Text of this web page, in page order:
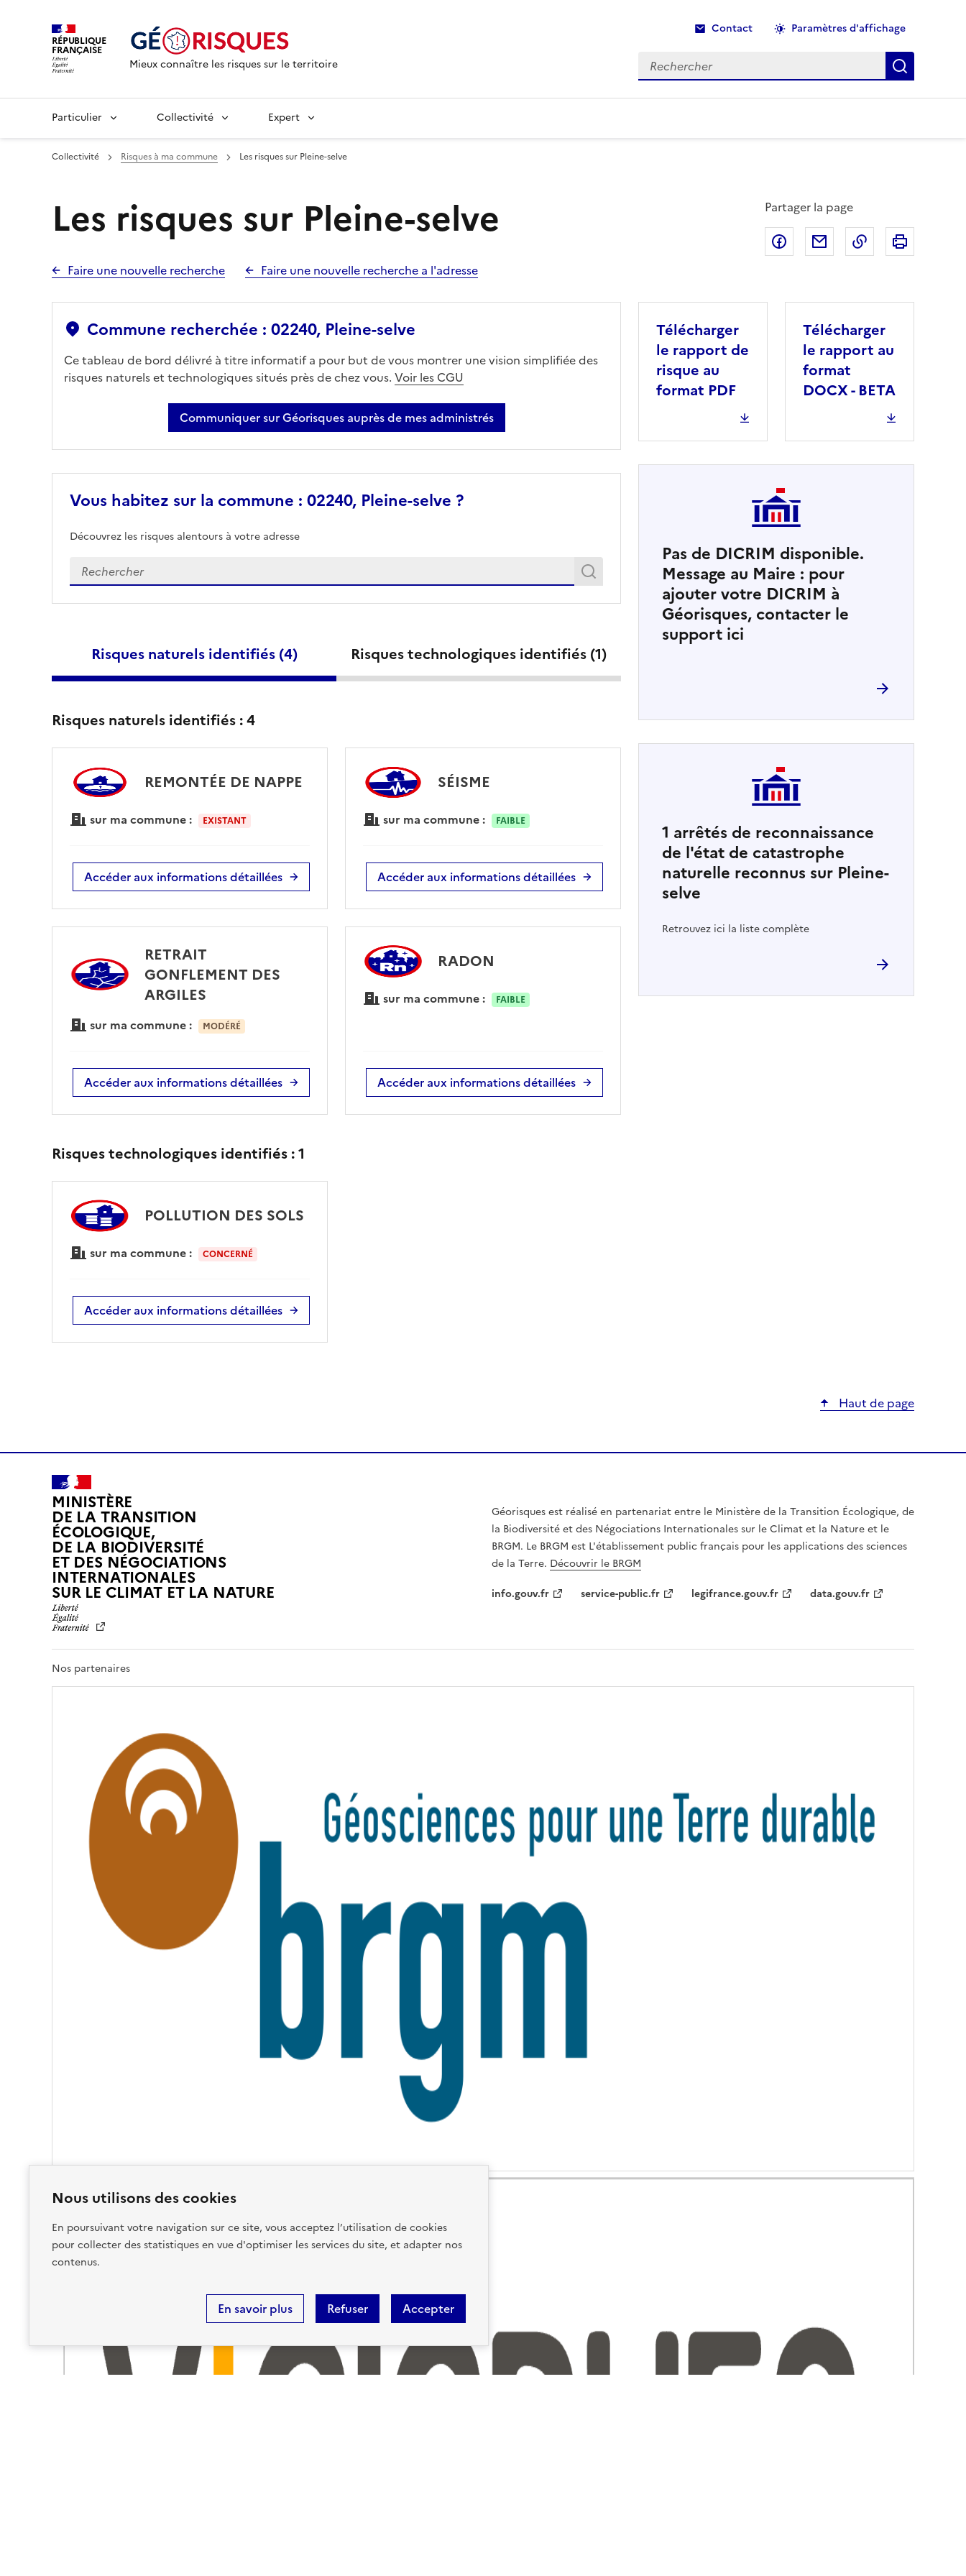
Nous utilisons des cookies
En poursuivant votre navigation sur ce site, vous acceptez l’utilisation de cookies
pour collecter des statistiques en vue d'optimiser les services du site, et adapter nos
contenus.
Accepter
Refuser
En savoir plus
RÉPUBLIQUE
FRANÇAISE
Mieux connaître les risques sur le territoire
Contact Paramètres d'affichage
Rechercher Recherche
Particulier Collectivité Expert
Collectivité Risques à ma commune Les risques sur Pleine-selve
Les risques sur Pleine-selve
Faire une nouvelle recherche Faire une nouvelle recherche a l'adresse
Partager la page
Partager sur Facebook
Partager par email
Copier dans le
Commune recherchée : 02240, Pleine-selve
Ce tableau de bord délivré à titre informatif a pour but de vous montrer une vision simplifiée des
risques naturels et technologiques situés près de chez vous. Voir les CGU
Communiquer sur Géorisques auprès de mes administrés
Vous habitez sur la commune : 02240, Pleine-selve ?
Découvrez les risques alentours à votre adresse
Veuillez renseigner votre adresse exacte Rechercher
Recherche
Risques naturels identifiés (4) Risques technologiques identifiés (1)
Risques naturels identifiés :4
REMONTÉE DE NAPPE
sur ma commune : EXISTANT
Accéder aux informations détaillées
SÉISME
sur ma commune : FAIBLE
Accéder aux informations détaillées
RETRAIT
GONFLEMENT DES
ARGILES
sur ma commune : MODÉRÉ
Accéder aux informations détaillées
RADON
sur ma commune : FAIBLE
Accéder aux informations détaillées
Risques technologiques identifiés :1
POLLUTION DES SOLS
sur ma commune : CONCERNÉ
Accéder aux informations détaillées
Télécharger
le rapport de
risque au
format PDF
Télécharger
le rapport au
format
DOCX - BETA
Pas de DICRIM disponible.
Message au Maire : pour
ajouter votre DICRIM à
Géorisques, contacter le
support ici
1 arrêtés de reconnaissance
de l'état de catastrophe
naturelle reconnus sur Pleine-
selve
Retrouvez ici la liste complète
Haut de page
MINISTÈRE
DE LA TRANSITION
ÉCOLOGIQUE,
DE LA BIODIVERSITÉ
ET DES NÉGOCIATIONS
INTERNATIONALES
SUR LE CLIMAT ET LA NATUREL
R
É
R
R
N
T
Géorisques est réalisé en partenariat entre le Ministère de la Transition Écologique, de
la Biodiversité et des Négociations Internationales sur le Climat et la Nature et le
BRGM. Le BRGM est L'établissement public français pour les applications des sciences
de la Terre. Découvrir le BRGM
info.gouv.fr
service-public.fr legifrance.gouv.fr data.gouv.fr
Nos partenaires